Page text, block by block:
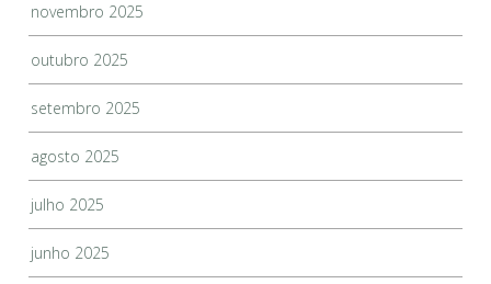
novembro 2025
outubro 2025
setembro 2025
agosto 2025
julho 2025
junho 2025